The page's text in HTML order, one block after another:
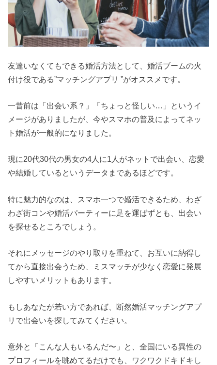
友達いなくてもできる婚活方法として、婚活ブームの火
付け役である”マッチングアプリ ”がオススメです。
一昔前は「出会い系？」「ちょっと怪しい…」というイ
メージがありましたが、今やスマホの普及によってネッ
ト婚活が一般的になりました。
現に20代30代の男女の4人に1人がネットで出会い、恋愛
や結婚しているというデータまであるほどです。
特に魅力的なのは、スマホ一つで婚活できるため、わざ
わざ街コンや婚活パーティーに足を運ばずとも、出会い
を探せるところでしょう。
それにメッセージのやり取りを重ねて、お互いに納得し
てから直接出会うため、ミスマッチが少なく恋愛に発展
しやすいメリットもあります。
もしあなたが若い方であれば、断然婚活マッチングアプ
リで出会いを探してみてください。
意外と「こんな人もいるんだ〜」と、全国にいる異性の
プロフィールを眺めてるだけでも、ワクワクドキドキし